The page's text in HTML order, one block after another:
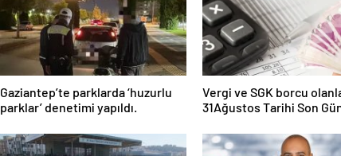
Gaziantep’te parklarda ‘huzurlu
parklar’ denetimi yapıldı.
Vergi ve SGK borcu
31Ağustos Tarihi Son